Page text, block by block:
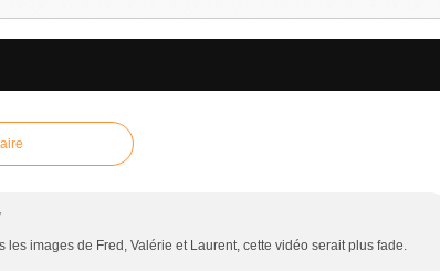
les images de Fred, Valérie et Laurent, cette vidéo serait plus fade.